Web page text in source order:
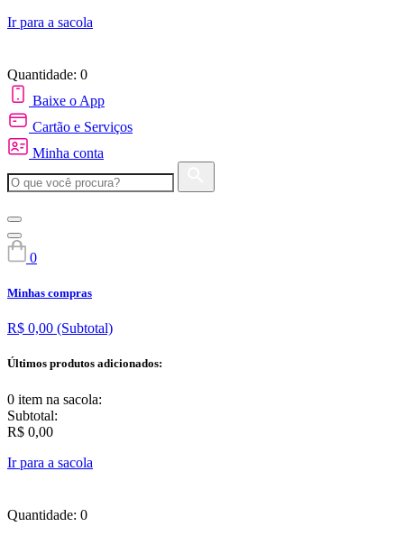
Ir para a sacola
Quantidade: 0
Baixe o App
Cartão e Serviços
Minha conta
0
Minhas compras
R$ 0,00 (Subtotal)
Últimos produtos adicionados:
0 item na sacola:
Subtotal:
R$ 0,00
Ir para a sacola
Quantidade: 0